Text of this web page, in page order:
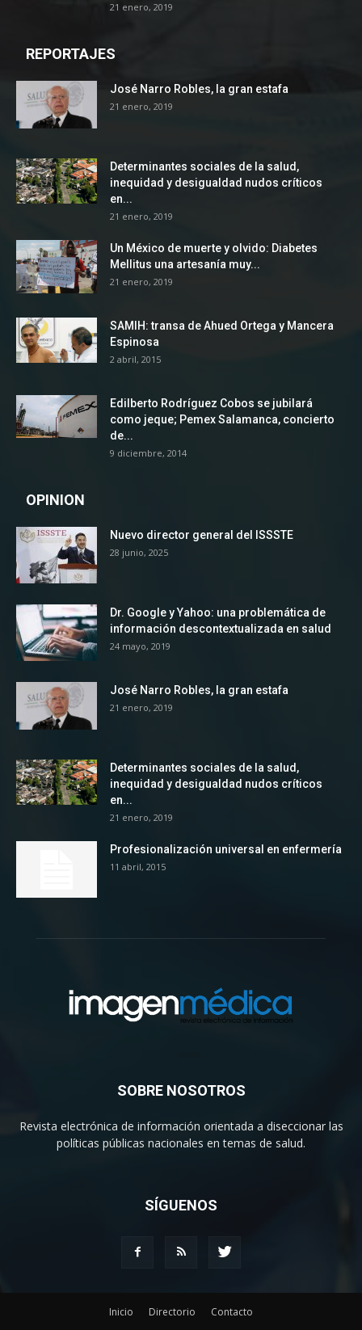
21 enero, 2019
REPORTAJES
José Narro Robles, la gran estafa
21 enero, 2019
Determinantes sociales de la salud,
inequidad y desigualdad nudos críticos
en...
21 enero, 2019
Un México de muerte y olvido: Diabetes
Mellitus una artesanía muy...
21 enero, 2019
SAMIH: transa de Ahued Ortega y Mancera
Espinosa
2 abril, 2015
Edilberto Rodríguez Cobos se jubilará
como jeque; Pemex Salamanca, concierto
de...
9 diciembre, 2014
OPINION
Nuevo director general del ISSSTE
28 junio, 2025
Dr. Google y Yahoo: una problemática de
información descontextualizada en salud
24 mayo, 2019
José Narro Robles, la gran estafa
21 enero, 2019
Determinantes sociales de la salud,
inequidad y desigualdad nudos críticos
en...
21 enero, 2019
Profesionalización universal en enfermería
11 abril, 2015
SOBRE NOSOTROS
Revista electrónica de información orientada a diseccionar las
políticas públicas nacionales en temas de salud.
SÍGUENOS
Inicio Directorio Contacto